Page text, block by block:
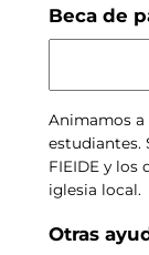
Beca de
Animamos a
estudiantes.
FIEIDE y los
iglesia local.
Otras